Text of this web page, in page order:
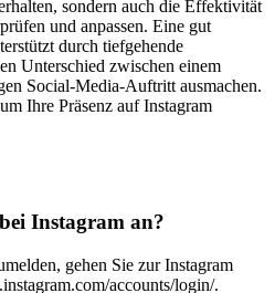
sondern auch die Effektivität
und anpassen. Eine gut
durch tiefgehende
Unterschied zwischen einem
Social-Media-Auftritt ausmachen.
Ihre Präsenz auf Instagram
Instagram an?
gehen Sie zur Instagram
accounts/login/.